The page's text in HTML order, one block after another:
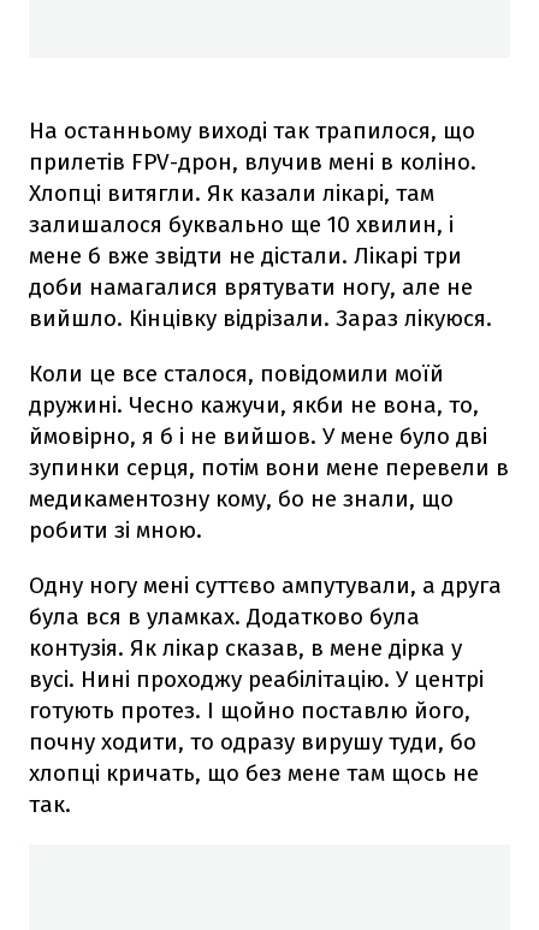
На останньому виході так трапилося, що
прилетів FPV-дрон, влучив мені в коліно.
Хлопці витягли. Як казали лікарі, там
залишалося буквально ще 10 хвилин, і
мене б вже звідти не дістали. Лікарі три
доби намагалися врятувати ногу, але не
вийшло. Кінцівку відрізали. Зараз лікуюся.
Коли це все сталося, повідомили моїй
дружині. Чесно кажучи, якби не вона, то,
ймовірно, я б і не вийшов. У мене було дві
зупинки серця, потім вони мене перевели в
медикаментозну кому, бо не знали, що
робити зі мною.
Одну ногу мені суттєво ампутували, а друга
була вся в уламках. Додатково була
контузія. Як лікар сказав, в мене дірка у
вусі. Нині проходжу реабілітацію. У центрі
готують протез. І щойно поставлю його,
почну ходити, то одразу вирушу туди, бо
хлопці кричать, що без мене там щось не
так.